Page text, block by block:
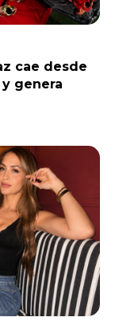
cae desde
genera